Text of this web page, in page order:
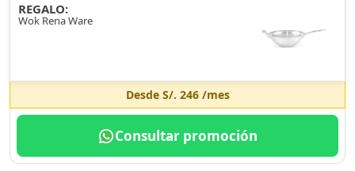
REGALO:
Wok Rena Ware
Desde S/. 246/mes
Consultar promoción